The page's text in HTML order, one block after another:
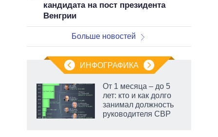
кандидата на пост президента
Венгрии
Больше новостей
ИНФОГРАФИКА
От 1 месяца – до 5
лет: кто и как долго
занимал должность
руководителя СВР